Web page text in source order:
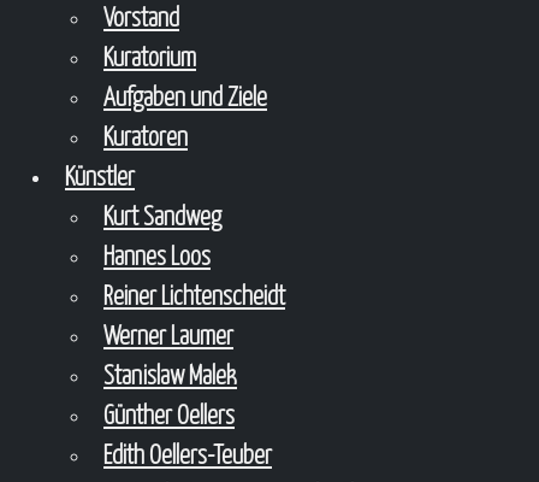
Vorstand
Kuratorium
Aufgaben und Ziele
Kuratoren
Künstler
Kurt Sandweg
Hannes Loos
Reiner Lichtenscheidt
Werner Laumer
Stanislaw Malek
Günther Oellers
Edith Oellers-Teuber